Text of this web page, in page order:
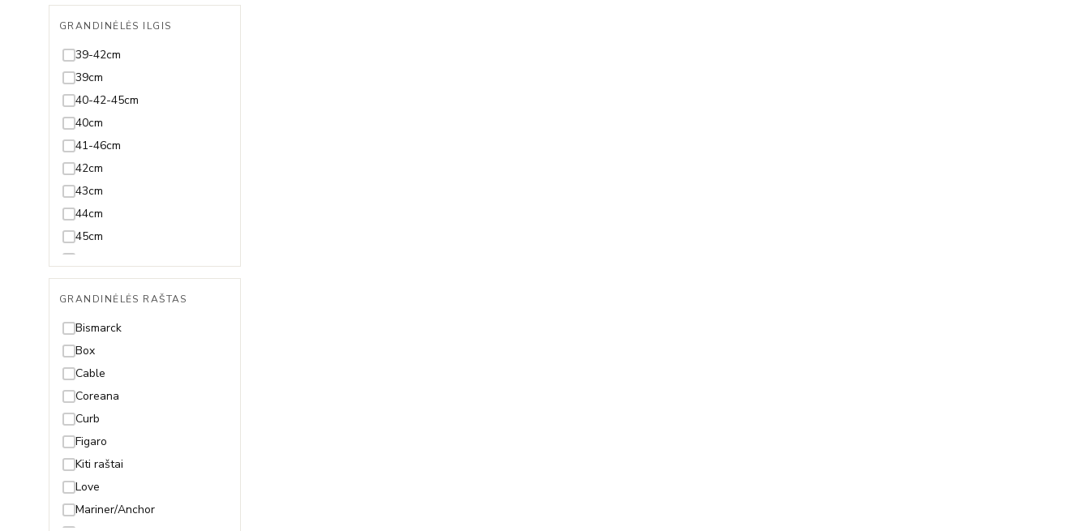
Topazas
Turkis
Turmalinas
20,5-23,5cm
20,5cm
20cm
21,5cm
21cm
22,5cm
22cm
23,5cm
23cm
24cm
GRANDINĖLĖS ILGIS
39-42cm
39cm
40-42-45cm
40cm
41-46cm
42cm
43cm
44cm
45cm
47-50cm
49cm
50cm
55cm
60cm
65cm
70cm
GRANDINĖLĖS RAŠTAS
Bismarck
Box
Cable
Coreana
Curb
Figaro
Kiti raštai
Love
Mariner/Anchor